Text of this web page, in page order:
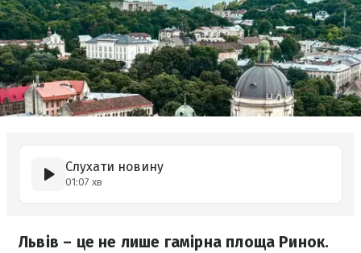
Слухати новину
01:07 хв
Львів – це не лише гамірна площа Ринок.